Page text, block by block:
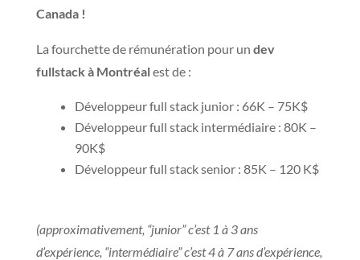
Canada !
La fourchette de rémunération pour un dev
fullstack à Montréalest de :
Développeur full stack junior : 66K – 75K$
Développeur full stack intermédiaire : 80K –
90K$
Développeur full stack senior : 85K – 120 K$
(approximativement, “junior” c’est 1 à 3 ans
d’expérience, “intermédiaire” c’est 4 à 7 ans d’expérience,